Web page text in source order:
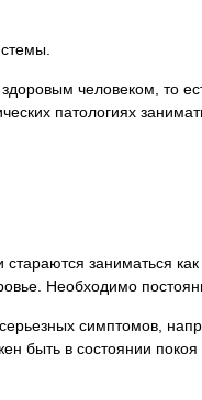
человеком, то
патологиях
стараются заниматься
Необходимо
симптомов,
быть в состоянии